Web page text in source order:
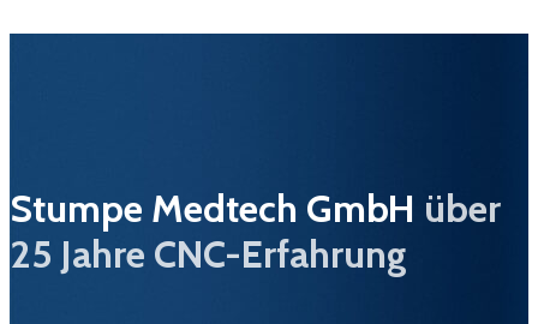
Stumpe Medtech GmbH über
25 Jahre CNC-Erfahrung